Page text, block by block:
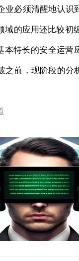
业必须清醒地认识
域的应用还比较初
本特长的安全运营
之前，现阶段的分